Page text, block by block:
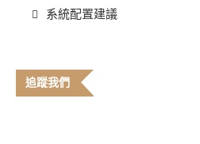
系統配置建議
追蹤我們